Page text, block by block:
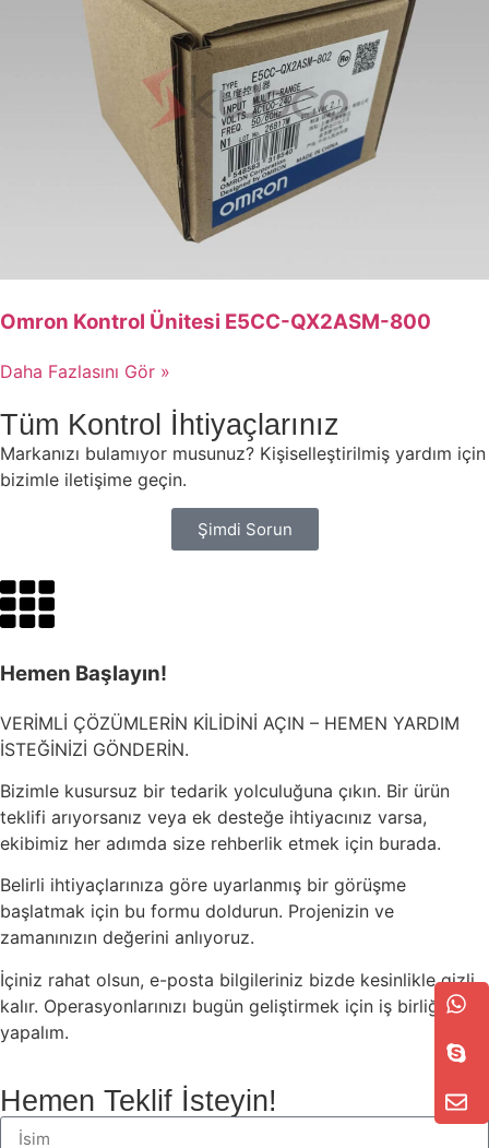
Omron Kontrol Ünitesi E5CC-QX2ASM-800
Daha Fazlasını Gör »
Tüm Kontrol İhtiyaçlarınız
Markanızı bulamıyor musunuz? Kişiselleştirilmiş yardım için
bizimle iletişime geçin.
Şimdi Sorun
Hemen Başlayın!
VERİMLİ ÇÖZÜMLERİN KİLİDİNİ AÇIN – HEMEN YARDIM
İSTEĞİNİZİ GÖNDERİN.
Bizimle kusursuz bir tedarik yolculuğuna çıkın. Bir ürün
teklifi arıyorsanız veya ek desteğe ihtiyacınız varsa,
ekibimiz her adımda size rehberlik etmek için burada.
Belirli ihtiyaçlarınıza göre uyarlanmış bir görüşme
başlatmak için bu formu doldurun. Projenizin ve
zamanınızın değerini anlıyoruz.
İçiniz rahat olsun, e-posta bilgileriniz bizde kesinlikle gizli
kalır. Operasyonlarınızı bugün geliştirmek için iş birliği
yapalım.
Hemen Teklif İsteyin!